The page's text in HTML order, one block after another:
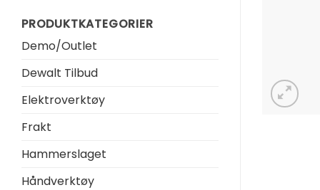
PRODUKTKATEGORIER
Demo/Outlet
Dewalt Tilbud
Elektroverktøy
Frakt
Hammerslaget
Håndverktøy